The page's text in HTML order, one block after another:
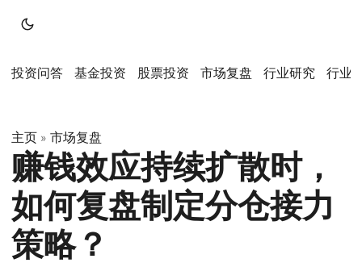
投资问答 基金投资 股票投资 市场复盘 行业研究 行业
主页 » 市场复盘
赚钱效应持续扩散时，
如何复盘制定分仓接力
策略？